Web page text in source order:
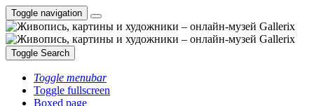
Toggle navigation
Toggle Search
Toggle menubar
Toggle fullscreen
Boxed page